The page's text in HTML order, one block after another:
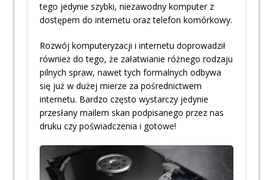
tego jedynie szybki, niezawodny komputer z
dostępem do internetu oraz telefon komórkowy.
Rozwój komputeryzacji i internetu doprowadził
również do tego, że załatwianie różnego rodzaju
pilnych spraw, nawet tych formalnych odbywa
się już w dużej mierze za pośrednictwem
internetu. Bardzo często wystarczy jedynie
przesłany mailem skan podpisanego przez nas
druku czy poświadczenia i gotowe!